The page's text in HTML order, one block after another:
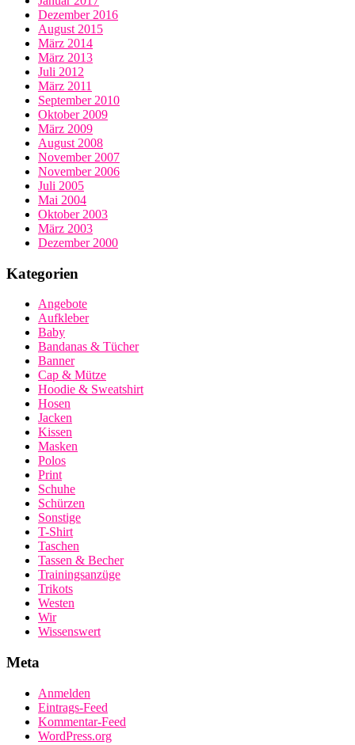
Dezember 2016
August 2015
März 2014
März 2013
Juli 2012
März 2011
September 2010
Oktober 2009
März 2009
August 2008
November 2007
November 2006
Juli 2005
Mai 2004
Oktober 2003
März 2003
Dezember 2000
Kategorien
Angebote
Aufkleber
Baby
Bandanas & Tücher
Banner
Cap & Mütze
Hoodie & Sweatshirt
Hosen
Jacken
Kissen
Masken
Polos
Print
Schuhe
Schürzen
Sonstige
T-Shirt
Taschen
Tassen & Becher
Trainingsanzüge
Trikots
Westen
Wir
Wissenswert
Meta
Anmelden
Eintrags-Feed
Kommentar-Feed
WordPress.org